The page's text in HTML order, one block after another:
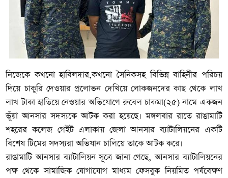
নিজেকে কখনো হাবিলদার,কখনো সৈনিকসহ বিভিন্ন বাহিনীর পরিচয়
দিয়ে চাকুরি দেওয়ার প্রলোভন দেখিয়ে লোকজনদের কাছ থেকে লাখ
লাখ টাকা হাতিয়ে নেওয়ার অভিযোগে রুবেল চাকমা(২৫) নামে একজন
ভূঁয়া আনসার সদস্যকে আটক করা হয়েছে। মঙ্গলবার রাতে রাঙামাটি
শহরের কলেজ গেইট এলাকায় জেলা আনসার ব্যাটালিয়নের একটি
বিশেষ টিমের সদস্যরা অভিযান চালিয়ে তাকে আটক করে।
রাঙামাটি আনসার ব্যাটালিয়ন সূত্রে জানা গেছে, আনসার ব্যাটালিয়নের
পক্ষ থেকে সামাজিক যোগাযোগ মাধ্যম ফেসবুক নিয়মিত পর্যবেক্ষণ